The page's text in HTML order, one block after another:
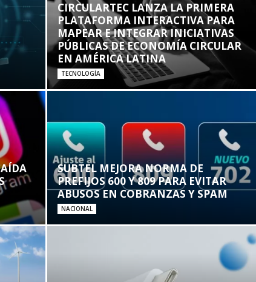
CIRCULARTEC LANZA LA PRIMERA
PLATAFORMA INTERACTIVA PARA
MAPEAR E INTEGRAR INICIATIVAS
PÚBLICAS DE ECONOMÍA CIRCULAR
EN AMÉRICA LATINA
TECNOLOGÍA
SUBTEL MEJORA NORMA DE
PREFIJOS 600 Y 809 PARA EVITAR
ABUSOS EN COBRANZAS Y SPAM
NACIONAL